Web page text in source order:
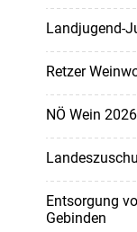
Landjugend-
Retzer
NÖ Wein
Entsorgung
Gebinden